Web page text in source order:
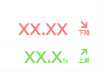
XX.XX 下降
XX.X% 上昇